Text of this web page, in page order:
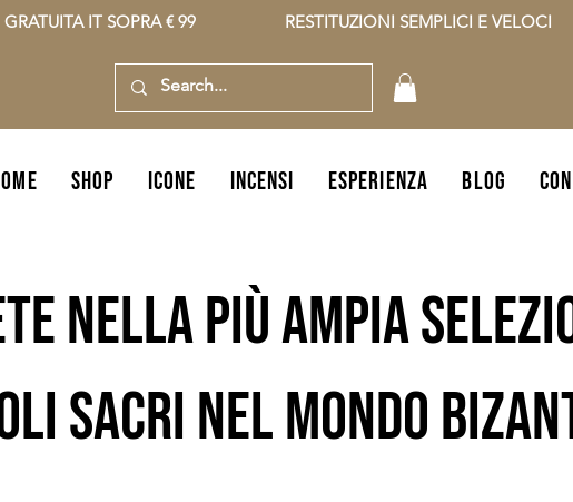
GRATUITA IT SOPRA € 99                    RESTITUZIONI SEMPLICI E
shop icone incensi ESPERIENZA BLOG
nella più ampia
sacri nel mondo